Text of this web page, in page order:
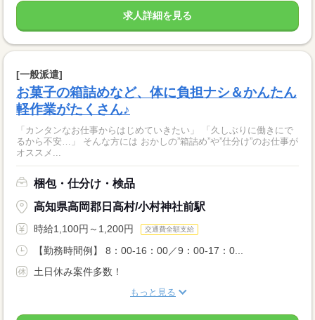
求人詳細を見る
[一般派遣]
お菓子の箱詰めなど、体に負担ナシ＆かんたん
軽作業がたくさん♪
「カンタンなお仕事からはじめていきたい」 「久しぶりに働きにで
るから不安…」 そんな方には おかしの”箱詰め”や”仕分け”のお仕事が
オススメ...
梱包・仕分け・検品
高知県高岡郡日高村/小村神社前駅
時給1,100円～1,200円 交通費全額支給
【勤務時間例】 8：00-16：00／9：00-17：0...
土日休み案件多数！
もっと見る